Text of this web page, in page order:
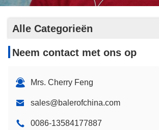
Alle Categorieën
Neem contact met ons op
Mrs. Cherry Feng
sales@balerofchina.com
0086-13584177887